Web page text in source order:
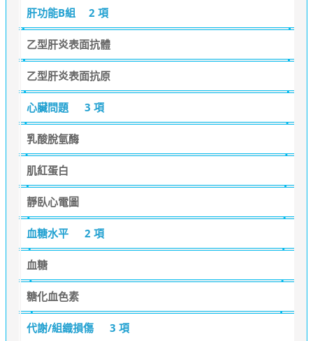
肝功能B組 2 項
乙型肝炎表面抗體
乙型肝炎表面抗原
心臟問題 3 項
乳酸脫氫酶
肌紅蛋白
靜臥心電圖
血糖水平 2 項
血糖
糖化血色素
代謝/組織損傷 3 項